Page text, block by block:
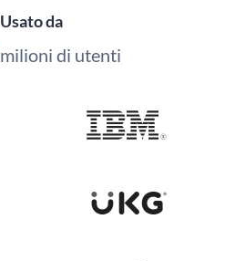
Usato da
milioni di utenti